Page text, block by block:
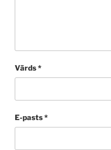
Vārds*
E-pasts*